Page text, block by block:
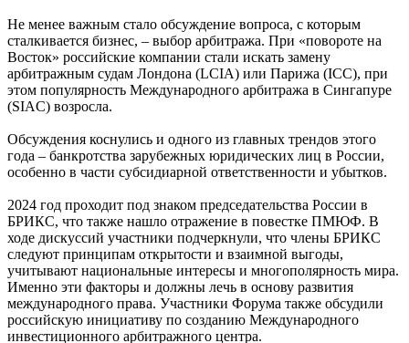
Не менее важным стало обсуждение вопроса, с которым
сталкивается бизнес, – выбор арбитража. При «повороте на
Восток» российские компании стали искать замену
арбитражным судам Лондона (LCIA) или Парижа (ICC), при
этом популярность Международного арбитража в Сингапуре
(SIAC) возросла.
Обсуждения коснулись и одного из главных трендов этого
года – банкротства зарубежных юридических лиц в России,
особенно в части субсидиарной ответственности и убытков.
2024 год проходит под знаком председательства России в
БРИКС, что также нашло отражение в повестке ПМЮФ. В
ходе дискуссий участники подчеркнули, что члены БРИКС
следуют принципам открытости и взаимной выгоды,
учитывают национальные интересы и многополярность мира.
Именно эти факторы и должны лечь в основу развития
международного права. Участники Форума также обсудили
российскую инициативу по созданию Международного
инвестиционного арбитражного центра.